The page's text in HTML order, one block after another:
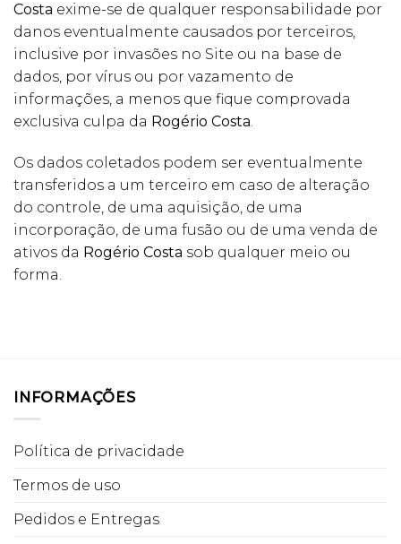
Costa exime-se de qualquer responsabilidade por
danos eventualmente causados por terceiros,
inclusive por invasões no Site ou na base de
dados, por vírus ou por vazamento de
informações, a menos que fique comprovada
exclusiva culpa da Rogério Costa.
Os dados coletados podem ser eventualmente
transferidos a um terceiro em caso de alteração
do controle, de uma aquisição, de uma
incorporação, de uma fusão ou de uma venda de
ativos da Rogério Costa sob qualquer meio ou
forma.
INFORMAÇÕES
Política de privacidade
Termos de uso
Pedidos e Entregas